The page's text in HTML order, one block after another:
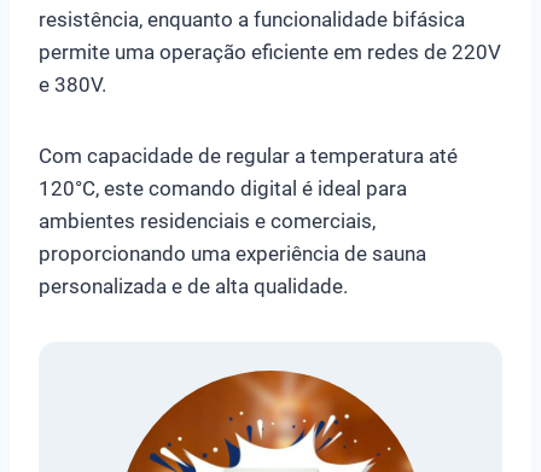
resistência, enquanto a funcionalidade bifásica
permite uma operação eficiente em redes de 220V
e 380V.
Com capacidade de regular a temperatura até
120°C, este comando digital é ideal para
ambientes residenciais e comerciais,
proporcionando uma experiência de sauna
personalizada e de alta qualidade.